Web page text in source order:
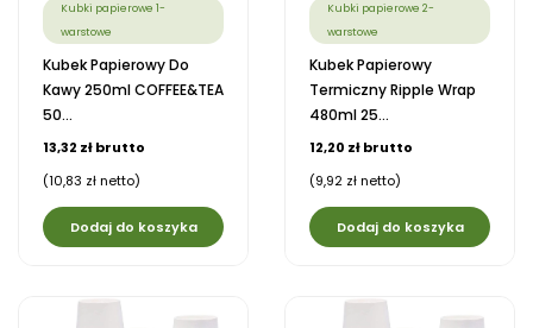
Kubki papierowe 1-
warstowe
Kubek Papierowy Do
Kawy 250ml COFFEE&TEA
50...
13,32 zł brutto
(10,83 zł netto)
Dodaj do koszyka
Kubki papierowe 2-
warstowe
Kubek Papierowy
Termiczny Ripple Wrap
480ml 25...
12,20 zł brutto
(9,92 zł netto)
Dodaj do koszyka